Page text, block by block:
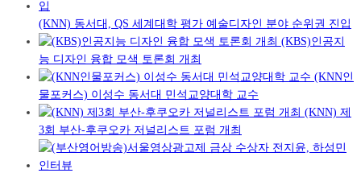
(KNN) 동서대, QS 세계대학 평가 예술디자인 분야 순위권 진입
(KBS)인공지
능 디자인 융합 모색 토론회 개최
(KNN인
물포커스) 이성수 동서대 민석교양대학 교수
(KNN) 제
3회 부산-후쿠오카 저널리스트 포럼 개최